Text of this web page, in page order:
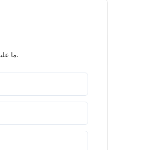
ما عليك سوى ترك بريدك الإلكتروني أو رقم هاتفك في نموذج الاتصال حتى نتمكن من إرسال عرض أسعار مجاني لمجموعة واسعة من التصاميم لدينا.